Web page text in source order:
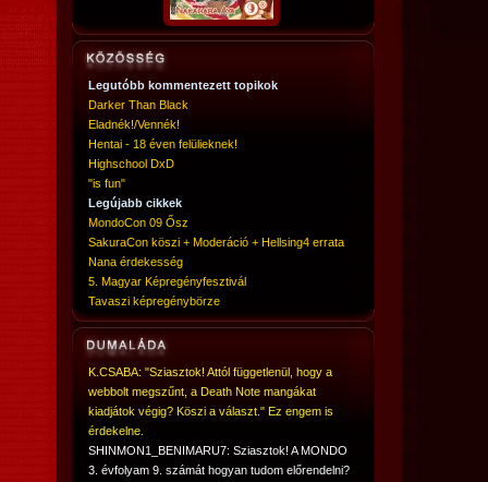
Legutóbb kommentezett topikok
Darker Than Black
Eladnék!/Vennék!
Hentai - 18 éven felülieknek!
Highschool DxD
"is fun"
Legújabb cikkek
MondoCon 09 Ősz
SakuraCon köszi + Moderáció + Hellsing4 errata
Nana érdekesség
5. Magyar Képregényfesztivál
Tavaszi képregénybörze
K.CSABA: "Sziasztok! Attól függetlenül, hogy a
webbolt megszűnt, a Death Note mangákat
kiadjátok végig? Köszi a választ." Ez engem is
érdekelne.
SHINMON1_BENIMARU7: Sziasztok! A MONDO
3. évfolyam 9. számát hogyan tudom előrendelni?